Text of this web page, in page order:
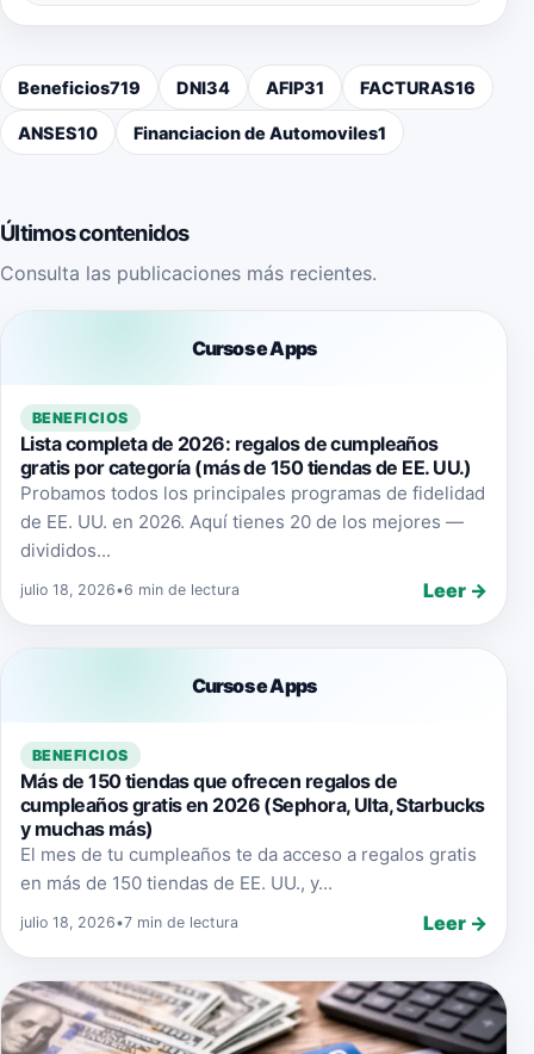
Beneficios719 DNI34 AFIP31 FACTURAS16
ANSES10 Financiacion de Automoviles1
Últimos contenidos
Consulta las publicaciones más recientes.
Cursos e Apps
BENEFICIOS
Lista completa de 2026: regalos de cumpleaños
gratis por categoría (más de 150 tiendas de EE. UU.)
Probamos todos los principales programas de fidelidad
de EE. UU. en 2026. Aquí tienes 20 de los mejores —
divididos...
julio 18, 2026•6 min de lectura Leer →
Cursos e Apps
BENEFICIOS
Más de 150 tiendas que ofrecen regalos de
cumpleaños gratis en 2026 (Sephora, Ulta, Starbucks
y muchas más)
El mes de tu cumpleaños te da acceso a regalos gratis
en más de 150 tiendas de EE. UU., y...
julio 18, 2026•7 min de lectura Leer →